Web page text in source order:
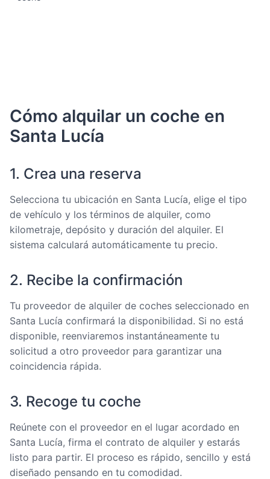
Cómo alquilar un coche en
Santa Lucía
1. Crea una reserva
Selecciona tu ubicación en Santa Lucía, elige el tipo
de vehículo y los términos de alquiler, como
kilometraje, depósito y duración del alquiler. El
sistema calculará automáticamente tu precio.
2. Recibe la confirmación
Tu proveedor de alquiler de coches seleccionado en
Santa Lucía confirmará la disponibilidad. Si no está
disponible, reenviaremos instantáneamente tu
solicitud a otro proveedor para garantizar una
coincidencia rápida.
3. Recoge tu coche
Reúnete con el proveedor en el lugar acordado en
Santa Lucía, firma el contrato de alquiler y estarás
listo para partir. El proceso es rápido, sencillo y está
diseñado pensando en tu comodidad.